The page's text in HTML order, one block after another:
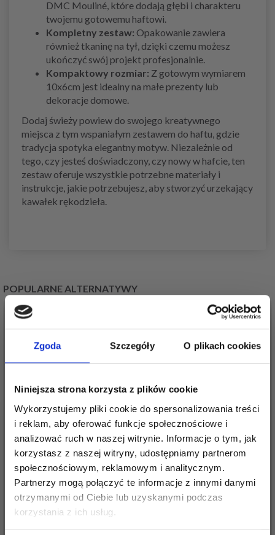
Zgoda Szczegóły O plikach cookies
Niniejsza strona korzysta z plików cookie
Wykorzystujemy pliki cookie do spersonalizowania treści
i reklam, aby oferować funkcje społecznościowe i
analizować ruch w naszej witrynie. Informacje o tym, jak
korzystasz z naszej witryny, udostępniamy partnerom
społecznościowym, reklamowym i analitycznym.
Partnerzy mogą połączyć te informacje z innymi danymi
otrzymanymi od Ciebie lub uzyskanymi podczas
korzystania z ich usług.
DMC Mouliné, które dodają głębi i charakteru
twojemu gotowemu haftowi.
Kompletny zestaw: Opakowanie zawiera
również tkaninę na tył, dzięki czemu możesz
ukończyć swój projekt profesjonalnie.
Kompaktowy rozmiar: Z gotowym wymiarem
10x6cm jest idealny na małe prezenty lub
dekoracje domowe.
Dodaj świeży powiew do swojego kreatywnego
miejsca z tym wspaniałym zestawem do haftu, gdzie
tradycja spotyka elegantny motyw. Niezależnie od
tego, czy jesteś doświadczony, czy nowy w hafcie, ten
zestaw oferuje wszystkie potrzebne materiały i
instrukcje, jakie potrzebujesz, aby stworzyć urzekający
kawałek rękodzieła.
POPULARNE ALTERNATYWY
20%Promocja
ZESTAW DO HAFTU
SŁOŃCE 10 X 6 CM
35,90 zł44,90 zł
Okazja 12/08/2026
ZESTAW DO HAFTU
CZERWONA MOTYL
M053/99 9 X 6 CM
35,35 zł
Okazja12/08/2026
Oszczędź nawet do 50%